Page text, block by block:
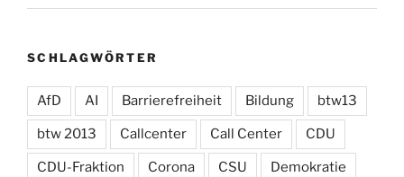
SCHLAGWÖRTER
AfD AI Barrierefreiheit Bildung btw13
btw 2013 Callcenter Call Center CDU
CDU-Fraktion Corona CSU Demokratie